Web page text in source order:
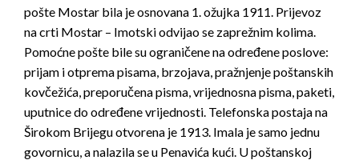
pošte Mostar bila je osnovana 1. ožujka 1911. Prijevoz
na crti Mostar – Imotski odvijao se zaprežnim kolima.
Pomoćne pošte bile su ograničene na određene poslove:
prijam i otprema pisama, brzojava, pražnjenje poštanskih
kovčežića, preporučena pisma, vrijednosna pisma, paketi,
uputnice do određene vrijednosti. Telefonska postaja na
Širokom Brijegu otvorena je 1913. Imala je samo jednu
govornicu, a nalazila se u Penavića kući. U poštanskoj